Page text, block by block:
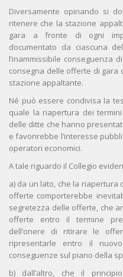
Diversamente opinando si
ritenere che la stazione
gara a fronte di ogni
documentato da ciascuna
l’inammissibile conseguenza
consegna delle offerte di gara
stazione appaltante.
Né può essere condivisa la
quale la riapertura dei
delle ditte che hanno
e favorirebbe l’interesse
operatori economici.
A tale riguardo il Collegio
a) da un lato, che la
offerte comporterebbe
segretezza delle offerte, che
offerte entro il termine
dell’onere di ritirare le
ripresentarle entro il
conseguenze sul piano della
b) dall’altro, che il